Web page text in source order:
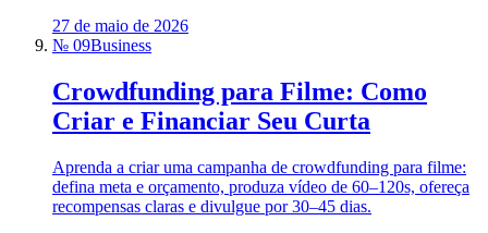
27 de maio de 2026
№ 09Business
Crowdfunding para Filme: Como
Criar e Financiar Seu Curta
Aprenda a criar uma campanha de crowdfunding para filme:
defina meta e orçamento, produza vídeo de 60–120s, ofereça
recompensas claras e divulgue por 30–45 dias.